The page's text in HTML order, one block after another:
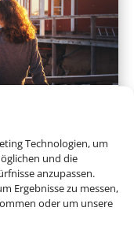
Technologien, um
und die
anzupassen.
Ergebnisse zu messen,
oder um unsere